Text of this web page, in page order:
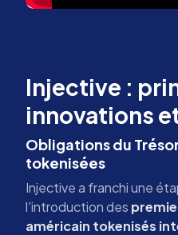
Injective :
innovations
Obligations du
tokenisées
Injective a franchi une
l'introduction des
américain tokenisés